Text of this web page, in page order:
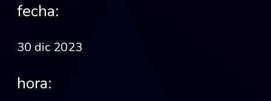
fecha:
30 dic 2023
hora: